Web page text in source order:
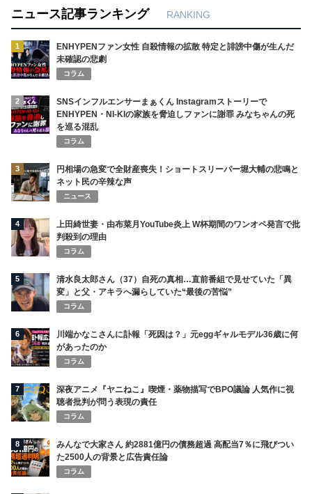
ニュース記事ランキング RANKING
1
ENHYPENファン女性 自殺情報の拡散 特定と誹謗中傷が生んだ
未確認の悲劇
コラム
2
SNSインフルエンサーまぁくん Instagramストーリーで
ENHYPEN・NI-KIの家族を脅迫しファンに謝罪 みなちゃんの死
を巡る混乱
コラム
3
円相場の急変で全財産喪失！ショートスリーパー堀大輔の悲鳴と
ネット民の辛辣な声
ニュース
4
上田綺世妻・由布菜月YouTube炎上 W杯期間のワンオペ発言で批
判殺到の理由
コラム
5
清水良太郎さん（37）自死の真相…直前番組で見せていた「異
変」と父・アキラへ漏らしていた“最後の苦悩”
コラム
6
川端かなこさんに訃報「死因は？」元eggギャルモデル36歳に何
があったのか
コラム
7
深夜アニメ『ヤニねこ』喫煙・薬物描写でBPO議論 人気作に視
聴者批判が問う表現の責任
コラム
8
みんなで大家さん 約2881億円の債務超過 高配当7％に飛びつい
た2500人の背景と広告責任論
コラム